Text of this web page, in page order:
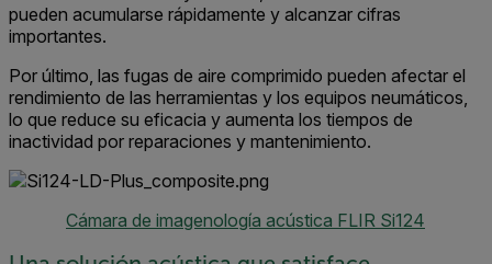
pueden acumularse rápidamente y alcanzar cifras
importantes.
Por último, las fugas de aire comprimido pueden afectar el
rendimiento de las herramientas y los equipos neumáticos,
lo que reduce su eficacia y aumenta los tiempos de
inactividad por reparaciones y mantenimiento.
Cámara de imagenología acústica FLIR Si124